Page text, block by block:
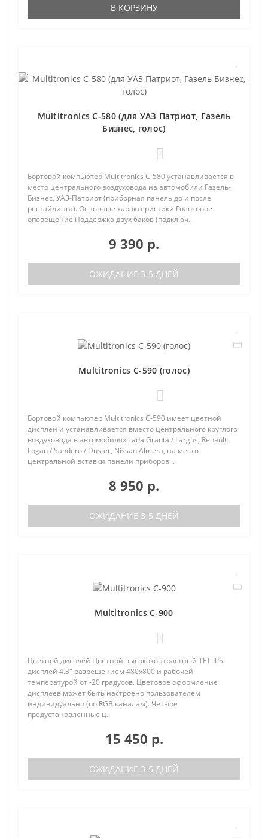
В КОРЗИНУ
Multitronics C-580 (для УАЗ Патриот, Газель
Бизнес, голос)
Бортовой компьютер Multitronics C-580 устанавливается в
место центрального воздуховода на автомобили Газель-
Бизнес, УАЗ-Патриот (приборная панель до и после
рестайлинга). Основные характеристики Голосовое
оповещение Поддержка двух баков (подключ..
9 390 р.
ОЖИДАНИЕ 3-5 ДНЕЙ
Multitronics C-590 (голос)
Бортовой компьютер Multitronics C-590 имеет цветной
дисплей и устанавливается вместо центрального круглого
воздуховода в автомобилях Lada Granta / Largus, Renault
Logan / Sandero / Duster, Nissan Almera, на место
центральной вставки панели приборов ..
8 950 р.
ОЖИДАНИЕ 3-5 ДНЕЙ
Multitronics C-900
Цветной дисплей Цветной высококонтрастный TFT-IPS
дисплей 4.3" разрешением 480х800 и рабочей
температурой от -20 градусов. Цветовое оформление
дисплеев может быть настроено пользователем
индивидуально (по RGB каналам). Четыре
предустановленные ц..
15 450 р.
ОЖИДАНИЕ 3-5 ДНЕЙ